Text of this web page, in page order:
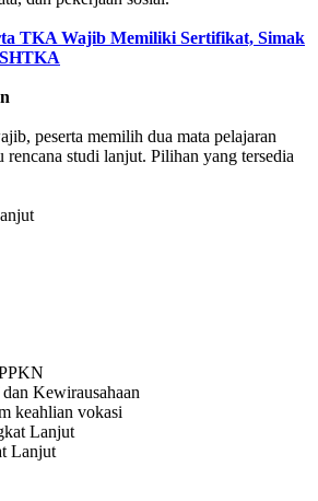
TKA Wajib Memiliki Sertifikat, Simak
peserta memilih dua mata pelajaran
rencana studi lanjut. Pilihan yang tersedia
Kewirausahaan
keahlian vokasi
Lanjut
Lanjut